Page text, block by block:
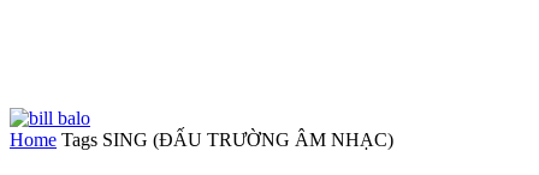
Home Tags SING (ĐẤU TRƯỜNG ÂM NHẠC)